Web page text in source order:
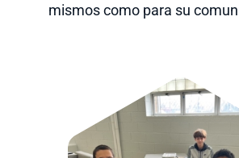
mismos como para su